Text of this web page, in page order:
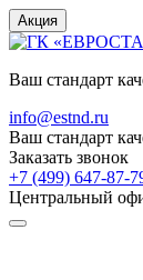
Акция
Ваш стандарт
info@estnd.ru
Ваш стандарт
Заказать звонок
+7 (499) 647-87-
Центральный